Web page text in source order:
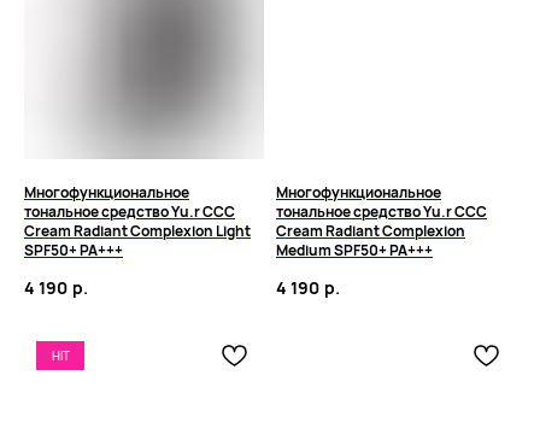
Многофункциональное
тональное средство Yu.r CCC
Cream Radiant Complexion Light
SPF50+ PA+++
4 190 р.
Многофункциональное
тональное средство Yu.r CCC
Cream Radiant Complexion
Medium SPF50+ PA+++
4 190 р.
HIT